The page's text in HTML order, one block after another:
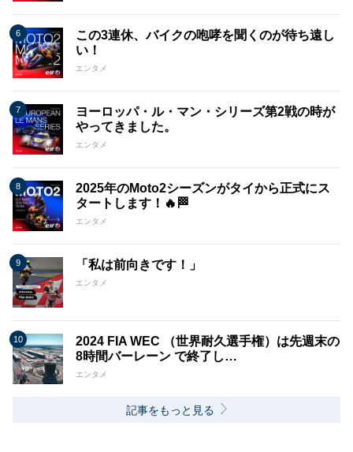
この3連休、バイクの咆哮を聞くのが待ち遠し
い！
エンタメ
ヨーロッパ・ル・マン・シリーズ第2戦の時が
やってきました。
エンタメ
2025年のMoto2シーズンがタイから正式にス
タートします！🔥🏁
エンタメ
「私は前向きです！」
エンタメ
2024 FIA WEC （世界耐久選手権）は先週末の
8時間バーレーン で終了し…
エンタメ
記事をもっと見る